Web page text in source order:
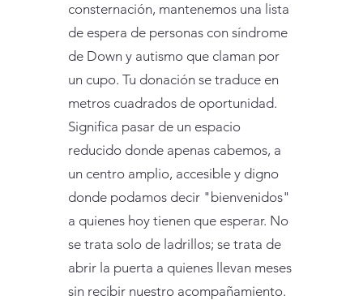
consternación, mantenemos una lista
de espera de personas con síndrome
de Down y autismo que claman por
un cupo. Tu donación se traduce en
metros cuadrados de oportunidad.
Significa pasar de un espacio
reducido donde apenas cabemos, a
un centro amplio, accesible y digno
donde podamos decir "bienvenidos"
a quienes hoy tienen que esperar. No
se trata solo de ladrillos; se trata de
abrir la puerta a quienes llevan meses
sin recibir nuestro acompañamiento.